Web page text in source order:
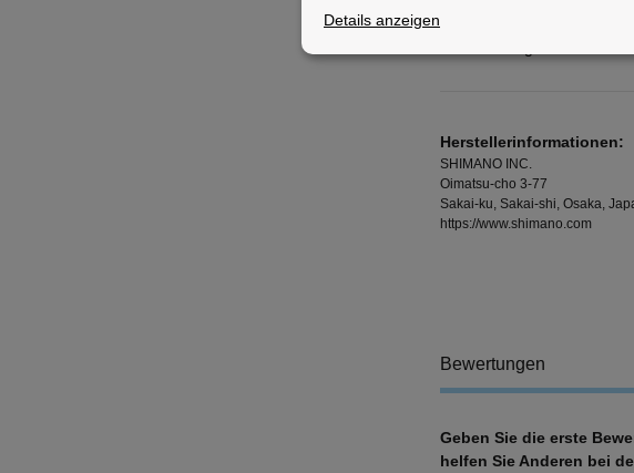
Herstellerinformationen:
SHIMANO INC.
Oimatsu-cho 3-77
Sakai-ku, Sakai-shi, Osaka,
https://www.shimano.com
Bewertungen
Geben Sie die erste
helfen Sie Anderen bei
Details anzeigen